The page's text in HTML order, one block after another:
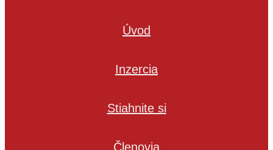
Úvod
Inzercia
Stiahnite si
Členovia